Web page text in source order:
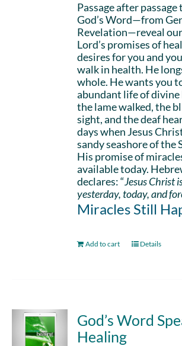
Passage after
God’s Word—from
Revelation—reveal
Lord’s promises of
desires for you and
walk in health. He
whole. He wants you
abundant life of divine
the lame walked, the
sight, and the deaf
days when Jesus
sandy seashore of the
His promise of
available today.
declares: “Jesus Christ
yesterday, today, and
Miracles Still
Add to cart Details
God’s Word
Healing